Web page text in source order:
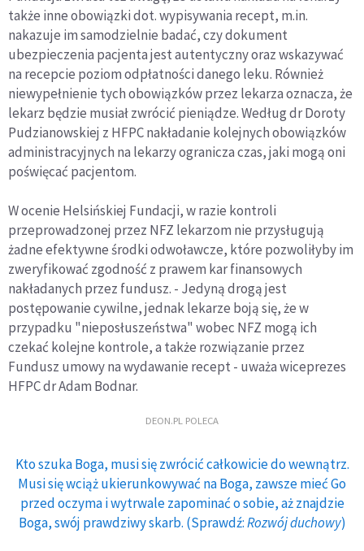
także inne obowiązki dot. wypisywania recept, m.in.
nakazuje im samodzielnie badać, czy dokument
ubezpieczenia pacjenta jest autentyczny oraz wskazywać
na recepcie poziom odpłatności danego leku. Również
niewypełnienie tych obowiązków przez lekarza oznacza, że
lekarz będzie musiał zwrócić pieniądze. Według dr Doroty
Pudzianowskiej z HFPC nakładanie kolejnych obowiązków
administracyjnych na lekarzy ogranicza czas, jaki mogą oni
poświęcać pacjentom.
W ocenie Helsińskiej Fundacji, w razie kontroli
przeprowadzonej przez NFZ lekarzom nie przysługują
żadne efektywne środki odwoławcze, które pozwoliłyby im
zweryfikować zgodność z prawem kar finansowych
nakładanych przez fundusz. - Jedyną drogą jest
postępowanie cywilne, jednak lekarze boją się, że w
przypadku "nieposłuszeństwa" wobec NFZ mogą ich
czekać kolejne kontrole, a także rozwiązanie przez
Fundusz umowy na wydawanie recept - uważa wiceprezes
HFPC dr Adam Bodnar.
DEON.PL POLECA
Kto szuka Boga, musi się zwrócić całkowicie do wewnątrz.
Musi się wciąż ukierunkowywać na Boga, zawsze mieć Go
przed oczyma i wytrwale zapominać o sobie, aż znajdzie
Boga, swój prawdziwy skarb. (Sprawdź:Rozwój duchowy)